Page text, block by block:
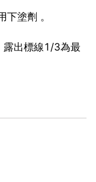
塗劑 。
露出標線1/3為最